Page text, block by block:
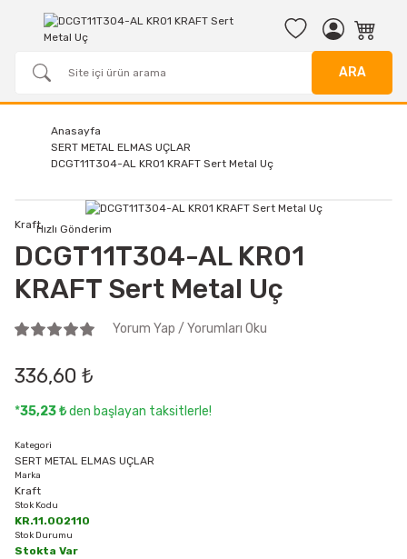
ARA
Anasayfa
SERT METAL ELMAS UÇLAR
DCGT11T304-AL KR01 KRAFT Sert Metal Uç
Hızlı Gönderim
Kraft
DCGT11T304-AL KR01
KRAFT Sert Metal Uç
Yorum Yap / Yorumları Oku
336,60 ₺
*35,23 ₺den başlayan taksitlerle!
Kategori
SERT METAL ELMAS UÇLAR
Marka
Kraft
Stok Kodu
KR.11.002110
Stok Durumu
Stokta Var